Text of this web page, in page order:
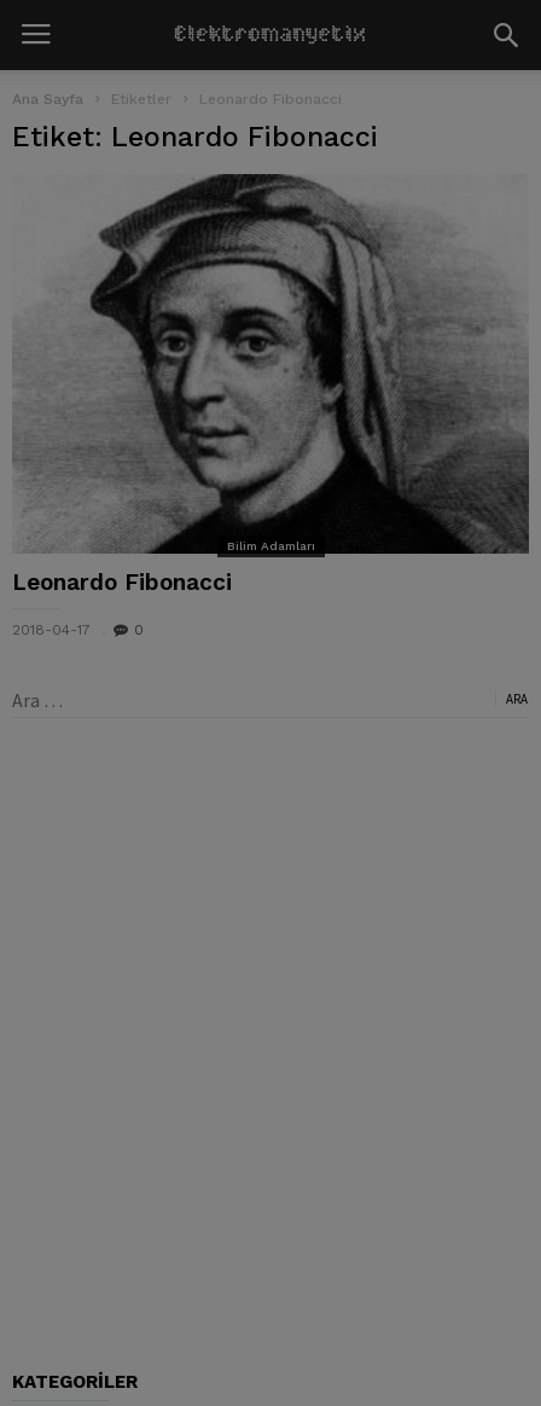
Ana Sayfa Etiketler Leonardo Fibonacci
Etiket: Leonardo Fibonacci
Bilim Adamları
Leonardo Fibonacci
2018-04-17 0
Arama:
KATEGORILER